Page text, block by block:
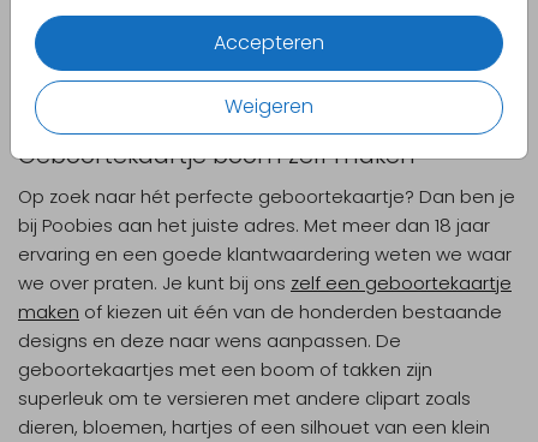
Accepteren
Weigeren
Alle geboortekaartjes
Geboortekaartje boom zelf maken
Op zoek naar hét perfecte geboortekaartje? Dan ben je
bij Poobies aan het juiste adres. Met meer dan 18 jaar
ervaring en een goede klantwaardering weten we waar
we over praten. Je kunt bij ons zelf een geboortekaartje
maken of kiezen uit één van de honderden bestaande
designs en deze naar wens aanpassen. De
geboortekaartjes met een boom of takken zijn
superleuk om te versieren met andere clipart zoals
dieren, bloemen, hartjes of een silhouet van een klein